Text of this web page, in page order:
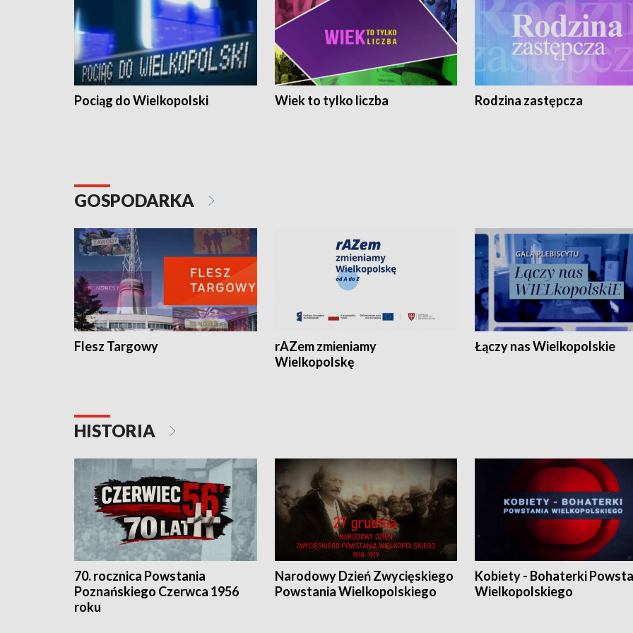
Pociąg do Wielkopolski Wiek to tylko liczba Rodzina zastępcza
GOSPODARKA
Flesz Targowy
rAZem zmieniamy
Wielkopolskę
Łączy nas Wielkopolskie
HISTORIA
70. rocznica Powstania
Poznańskiego Czerwca 1956
roku
Narodowy Dzień Zwycięskiego
Powstania Wielkopolskiego
Kobiety - Bohaterki
Wielkopolskiego